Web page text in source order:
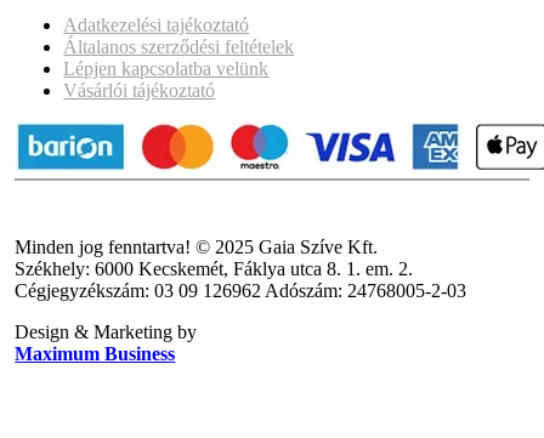
Adatkezelési tajékoztató
Általanos szerződési feltételek
Lépjen kapcsolatba velünk
Vásárlói tájékoztató
Minden jog fenntartva! © 2025 Gaia Szíve Kft.
Székhely: 6000 Kecskemét, Fáklya utca 8. 1. em. 2.
Cégjegyzékszám: 03 09 126962 Adószám: 24768005-2-03
Design & Marketing by
Maximum Business